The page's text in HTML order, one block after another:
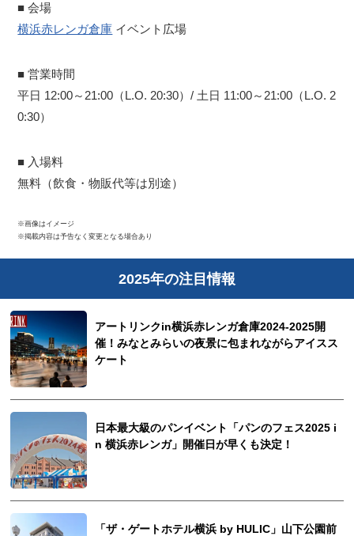
■ 会場
横浜赤レンガ倉庫 イベント広場
■ 営業時間
平日 12:00～21:00（L.O. 20:30）/ 土日 11:00～21:00（L.O. 2
0:30）
■ 入場料
無料（飲食・物販代等は別途）
※画像はイメージ
※掲載内容は予告なく変更となる場合あり
2025年の注目情報
アートリンクin横浜赤レンガ倉庫2024-2025開
催！みなとみらいの夜景に包まれながらアイスス
ケート
日本最大級のパンイベント「パンのフェス2025 i
n 横浜赤レンガ」開催日が早くも決定！
「ザ・ゲートホテル横浜 by HULIC」山下公園前